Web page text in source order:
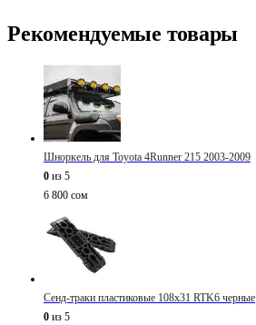
Рекомендуемые товары
Шноркель для Toyota 4Runner 215 2003-2009
0 из 5
6 800 сом
Сенд-траки пластиковые 108х31 RTK6 черные
0 из 5